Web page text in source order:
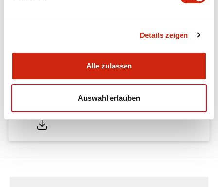
Details zeigen
Alle zulassen
Auswahl erlauben
SA2E/SA1E/SA1E-L Catalog
29/08/2025.PDF2.00MB